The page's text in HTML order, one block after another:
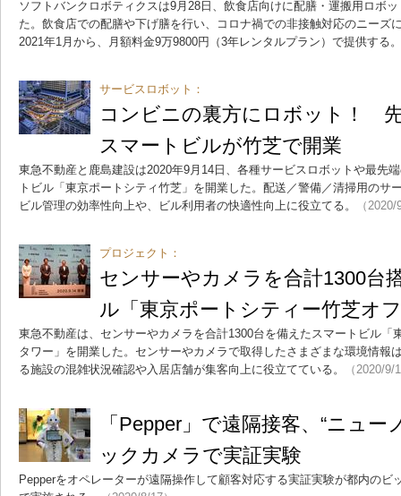
ソフトバンクロボティクスは9月28日、飲食店向けに配膳・運搬用ロボ
た。飲食店での配膳や下げ膳を行い、コロナ禍での非接触対応のニーズ
2021年1月から、月額料金9万9800円（3年レンタルプラン）で提供する。
サービスロボット：
コンビニの裏方にロボット！
スマートビルが竹芝で開業
東急不動産と鹿島建設は2020年9月14日、各種サービスロボットや最先
トビル「東京ポートシティ竹芝」を開業した。配送／警備／清掃用のサ
ビル管理の効率性向上や、ビル利用者の快適性向上に役立てる。
（
プロジェクト：
センサーやカメラを合計1300台
ル「東京ポートシティー竹芝オ
東急不動産は、センサーやカメラを合計1300台を備えたスマートビル「
タワー」を開業した。センサーやカメラで取得したさまざまな環境情報
る施設の混雑状況確認や入居店舗が集客向上に役立てている。
（2020/9/
「Pepper」で遠隔接客、“ニュ
ックカメラで実証実験
Pepperをオペレーターが遠隔操作して顧客対応する実証実験が都内のビ